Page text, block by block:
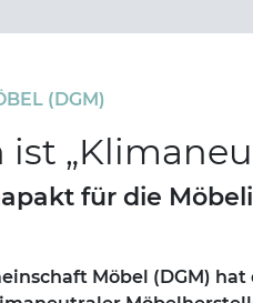
(DGM)
für die
Möbel (DGM)